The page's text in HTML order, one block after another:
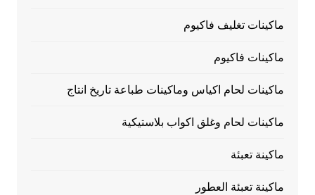
ماكينات تغليف فاكيوم
ماكينات فاكيوم
ماكينات لحام اكياس وماكينات طباعة تاريخ انتاج
ماكينات لحام وغلق اكواب بلاستيكية
ماكينة تعبئة
ماكينة تعبئة العطور